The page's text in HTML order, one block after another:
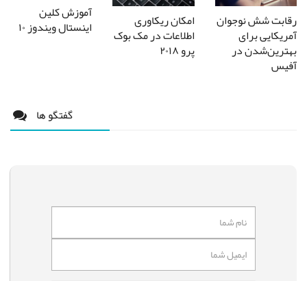
رقابت شش نوجوان
آمریکایی برای
بهترین‌شدن در
آفیس
امکان ریکاوری
اطلاعات در مک بوک
پرو ۲۰۱۸
آموزش کلین
اینستال ویندوز ۱۰
گفتگو ها